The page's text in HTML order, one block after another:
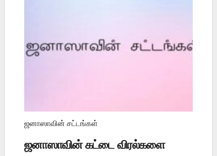
ஜனாஸாவின் சட்டங்கள்
ஜனாஸாவின் கட்டை விரல்களை